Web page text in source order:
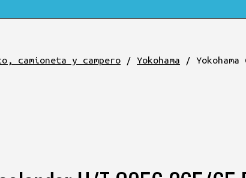
camioneta y campero / Yokohama /